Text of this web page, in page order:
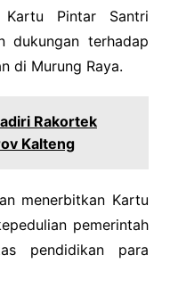
Kartu Pintar Santri
dukungan terhadap
di Murung Raya.
Rakortek
Kalteng
menerbitkan Kartu
pemerintah
pendidikan para